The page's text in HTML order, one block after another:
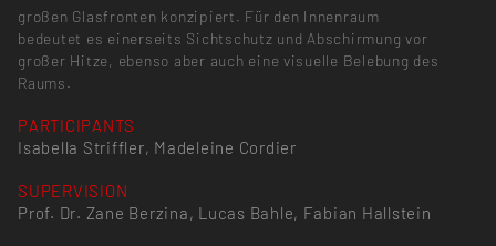
großen Glasfronten konzipiert. Für den Innenraum
bedeutet es einerseits Sichtschutz und Abschirmung vor
großer Hitze, ebenso aber auch eine visuelle Belebung des
Raums.
PARTICIPANTS
Isabella Striffler, Madeleine Cordier
SUPERVISION
Prof. Dr. Zane Berzina, Lucas Bahle, Fabian Hallstein